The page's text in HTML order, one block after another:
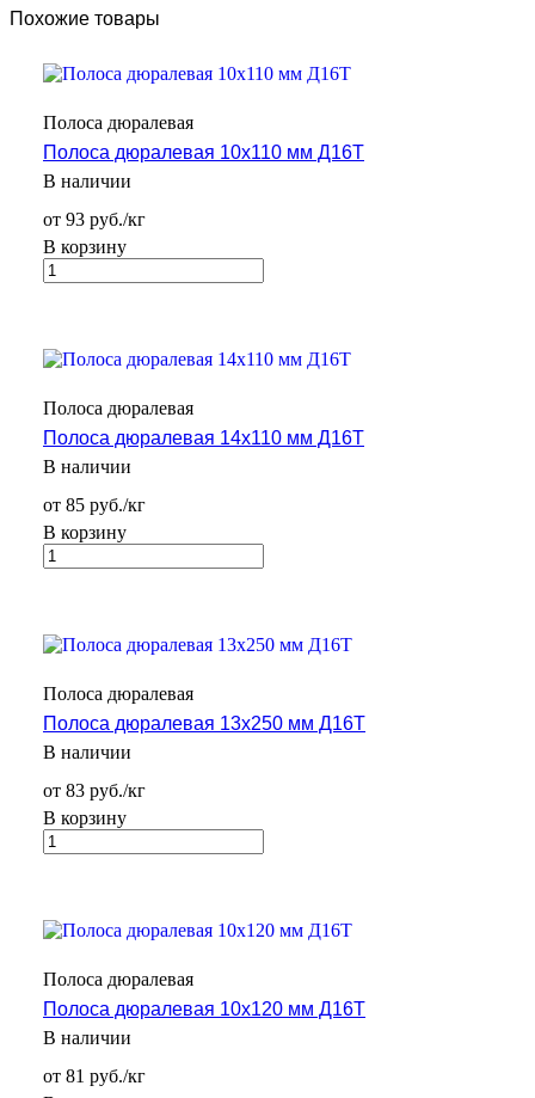
Похожие товары
Полоса дюралевая
Полоса дюралевая 10х110 мм Д16Т
В наличии
от 93 руб./кг
В корзину
Полоса дюралевая
Полоса дюралевая 14х110 мм Д16Т
В наличии
от 85 руб./кг
В корзину
Полоса дюралевая
Полоса дюралевая 13х250 мм Д16Т
В наличии
от 83 руб./кг
В корзину
Полоса дюралевая
Полоса дюралевая 10х120 мм Д16Т
В наличии
от 81 руб./кг